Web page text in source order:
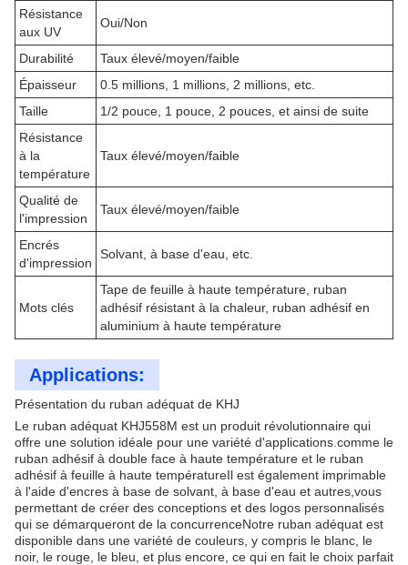
Résistance
aux UV
Oui/Non
Durabilité
Taux élevé/moyen/faible
Épaisseur
0.5 millions, 1 millions, 2 millions, etc.
Taille
1/2 pouce, 1 pouce, 2 pouces, et ainsi de suite
Résistance
à la
température
Taux élevé/moyen/faible
Qualité de
l'impression
Taux élevé/moyen/faible
Encrés
d'impression
Solvant, à base d'eau, etc.
Mots clés
Tape de feuille à haute température, ruban
adhésif résistant à la chaleur, ruban adhésif en
aluminium à haute température
Applications:
Présentation du ruban adéquat de KHJ
Le ruban adéquat KHJ558M est un produit révolutionnaire qui
offre une solution idéale pour une variété d'applications.comme le
ruban adhésif à double face à haute température et le ruban
adhésif à feuille à haute températureIl est également imprimable
à l'aide d'encres à base de solvant, à base d'eau et autres,vous
permettant de créer des conceptions et des logos personnalisés
qui se démarqueront de la concurrenceNotre ruban adéquat est
disponible dans une variété de couleurs, y compris le blanc, le
noir, le rouge, le bleu, et plus encore, ce qui en fait le choix parfait